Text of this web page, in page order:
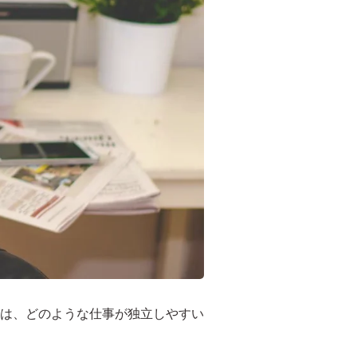
、どのような仕事が独立しやすい